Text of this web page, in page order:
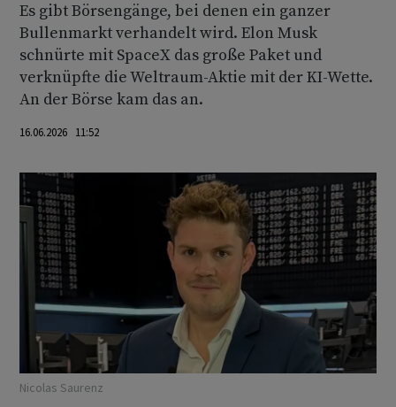
Es gibt Börsengänge, bei denen ein ganzer
Bullenmarkt verhandelt wird. Elon Musk
schnürte mit SpaceX das große Paket und
verknüpfte die Weltraum-Aktie mit der KI-Wette.
An der Börse kam das an.
16.06.2026 11:52
Nicolas Saurenz